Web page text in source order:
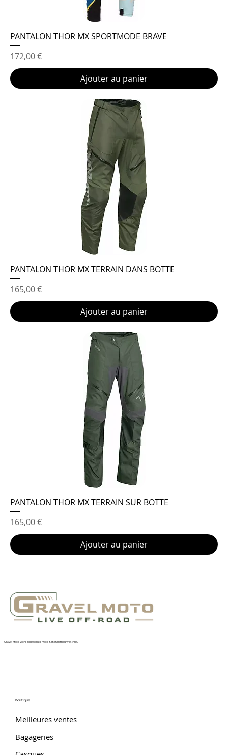
PANTALON THOR MX SPORTMODE BRAVE
Prix
172,00 €
Ajouter au panier
PANTALON THOR MX TERRAIN DANS BOTTE
Prix
165,00 €
Ajouter au panier
PANTALON THOR MX TERRAIN SUR BOTTE
Prix
165,00 €
Ajouter au panier
Gravel Moto votre accessoiriste moto & motard pour vos trails.
Boutique
Meilleures ventes
Bagageries